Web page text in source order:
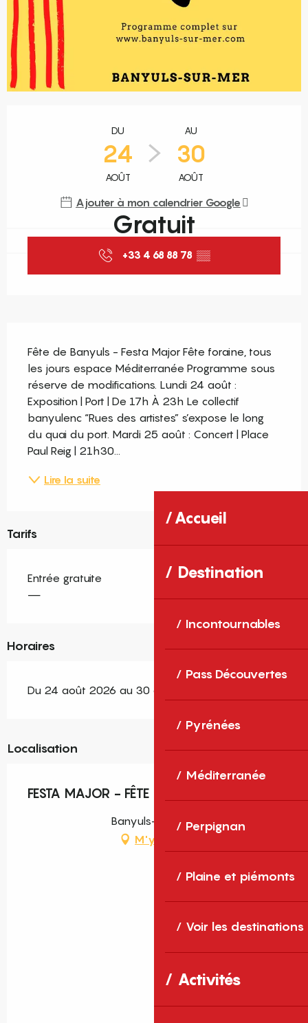
Accueil
Destination
Incontournables
Pass Découvertes
Pyrénées
Méditerranée
Perpignan
Plaine et piémonts
Voir les destinations
Activités
DU
24
AOÛT
AU
30
AOÛT
Ajouter à mon calendrier Google
Gratuit
+33 4 68 88 78 ▒▒
Fête de Banyuls - Festa Major Fête foraine, tous
les jours espace Méditerranée Programme sous
réserve de modifications. Lundi 24 août :
Exposition | Port | De 17h À 23h Le collectif
banyulenc “Rues des artistes” s’expose le long
du quai du port. Mardi 25 août : Concert | Place
Paul Reig | 21h30...
Lire la suite
Tarifs
Entrée gratuite
—
Horaires
Du 24 août 2026 au 30 août 2026
Localisation
FESTA MAJOR - FÊTE DE BANYULS
Banyuls-sur-Mer
M'y rendre